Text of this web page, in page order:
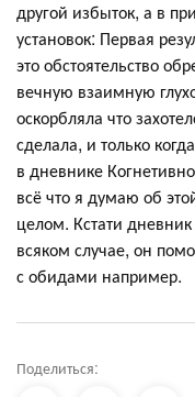
другой избыток, а в
установок: Первая
это обстоятельство
вечную взаимную
оскорбляла что
сделала, и только
в дневнике
всё что я думаю об
целом. Кстати
всяком случае, он
с обидами например.
Поделиться: